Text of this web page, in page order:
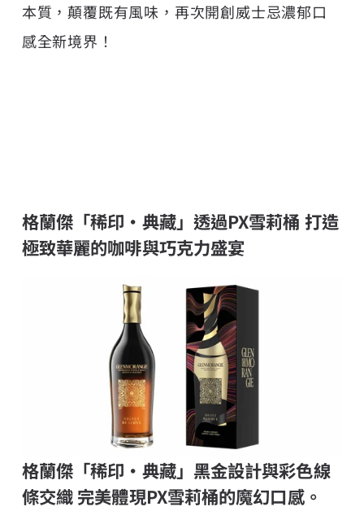
本質，顛覆既有風味，再次開創威士忌濃郁口
感全新境界！
格蘭傑「稀印‧典藏」透過PX雪莉桶 打造
極致華麗的咖啡與巧克力盛宴
格蘭傑「稀印‧典藏」黑金設計與彩色線
條交織 完美體現PX雪莉桶的魔幻口感。